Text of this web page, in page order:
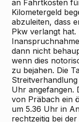
an Fahrtkosten
Kilometergeld
abzuleiten, dass
Pkw verlangt hat.
dann nicht
wenn dies
zu bejahen. Die
Uhr angefangen.
von Präbach ein
um 5.36 Uhr in
rechtzeitig bei